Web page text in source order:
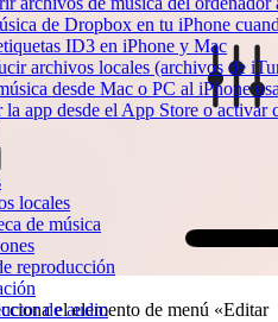
de Dropbox en tu iPhone
ID3 en iPhone y Mac
archivos locales (archivos de
desde Mac o PC al iPhone
la app desde el App Store o
locales
de música
reproducción
de audio
el elemento de menú «Editar